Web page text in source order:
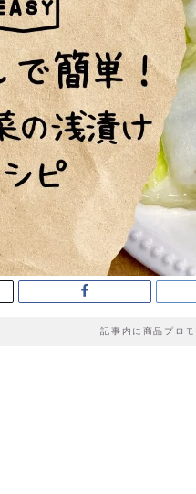
記事内に商品プロ